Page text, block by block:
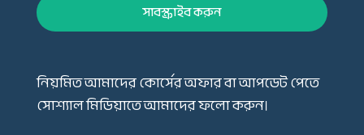
সাবস্ক্রাইব করুন
নিয়মিত আমাদের কোর্সের অফার বা আপডেট পেতে
সোশ্যাল মিডিয়াতে আমাদের ফলো করুন।